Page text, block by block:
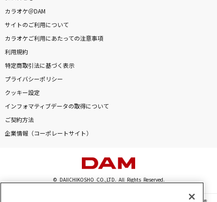
カラオケ＠DAM
サイトのご利用について
カラオケご利用にあたっての注意事項
利用規約
特定商取引法に基づく表示
プライバシーポリシー
クッキー設定
インフォマティブデータの取得について
ご契約方法
企業情報（コーポレートサイト）
© DAIICHIKOSHO CO.,LTD. All Rights Reserved.